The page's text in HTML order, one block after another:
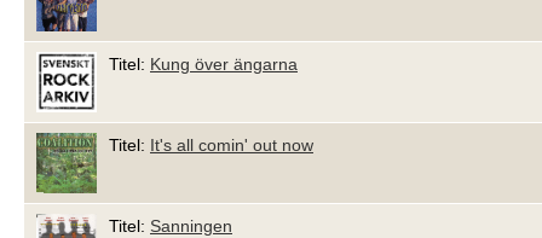
Titel: Kung över ängarna
Titel: It's all comin' out now
Titel: Sanningen